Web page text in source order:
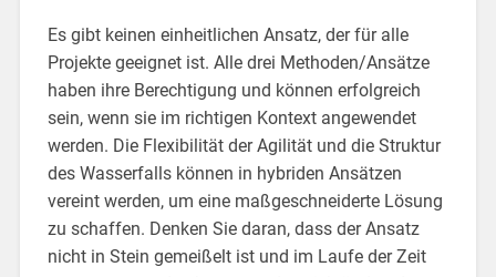
Es gibt keinen einheitlichen Ansatz, der für alle
Projekte geeignet ist. Alle drei Methoden/Ansätze
haben ihre Berechtigung und können erfolgreich
sein, wenn sie im richtigen Kontext angewendet
werden. Die Flexibilität der Agilität und die Struktur
des Wasserfalls können in hybriden Ansätzen
vereint werden, um eine maßgeschneiderte Lösung
zu schaffen. Denken Sie daran, dass der Ansatz
nicht in Stein gemeißelt ist und im Laufe der Zeit